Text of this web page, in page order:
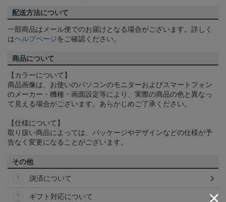
配送方法について
一部商品はメール便でのお届けとなる場合がございます。詳しく
はヘルプページをご確認ください。
商品について
【カラーについて】
商品画像は、お使いのパソコンのモニターおよびスマートフォン
のメーカー・機種・画面設定等により、実際の商品の色と異なっ
て見える場合がございます。あらかじめご了承ください。
【仕様について】
取り扱い商品によっては、パッケージやデザインなどの仕様が予
告なく変更になることがございます。
その他
決済について
ギフト対応について